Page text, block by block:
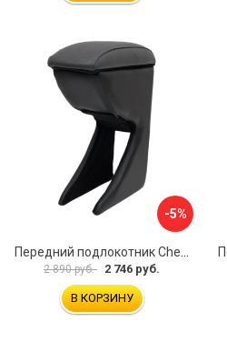
-5%
2 890 руб. 2 746 руб.
В КОРЗИНУ